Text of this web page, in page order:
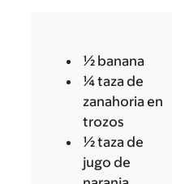
½ banana
¼ taza de
zanahoria en
trozos
½ taza de
jugo de